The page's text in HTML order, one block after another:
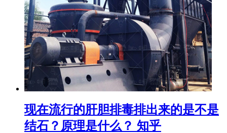
现在流行的肝胆排毒排出来的是不是
结石？原理是什么？ 知乎